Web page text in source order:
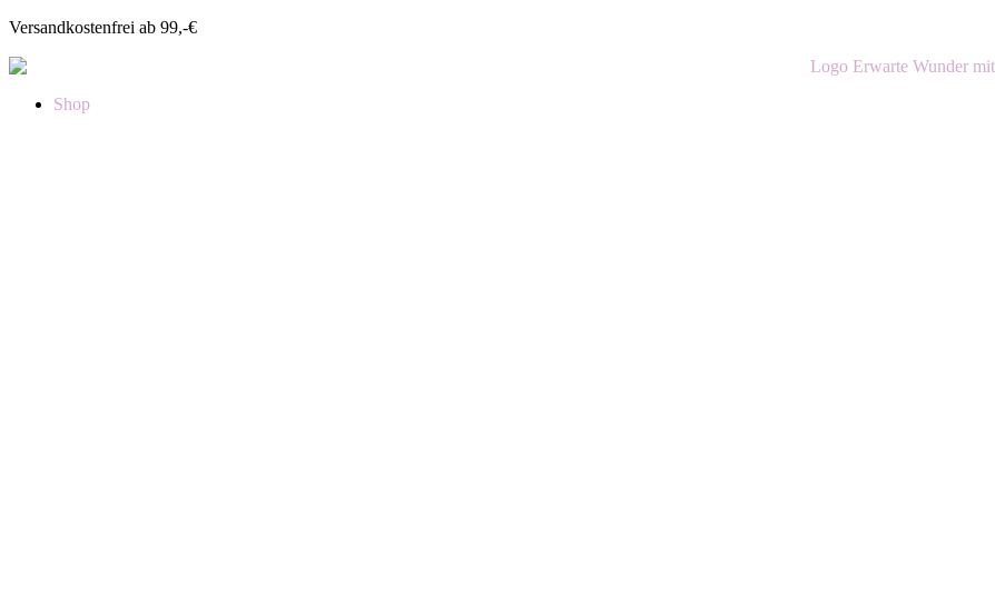
Versandkostenfrei ab 99,-€
Shop